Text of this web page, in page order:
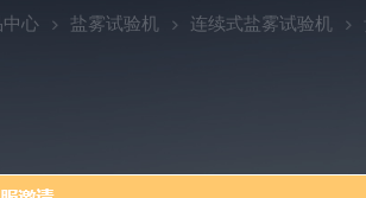
中心 盐雾试验机 连续式盐雾试验机